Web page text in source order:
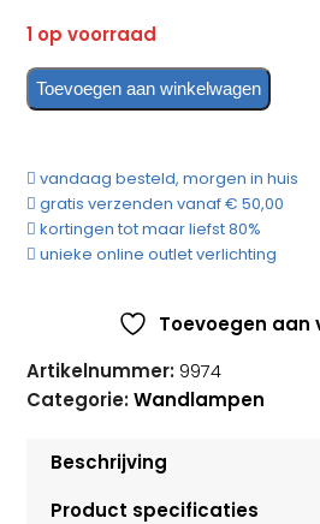
1 op voorraad
Buitenlamp
Buitenlamp
Antraciet
aantal
Toevoegen aan winkelwagen
vandaag besteld, morgen in huis
gratis verzenden vanaf € 50,00
kortingen tot maar liefst 80%
unieke online outlet verlichting
Toevoegen aan
Artikelnummer: 9974
Categorie: Wandlampen
Beschrijving
Product specificaties